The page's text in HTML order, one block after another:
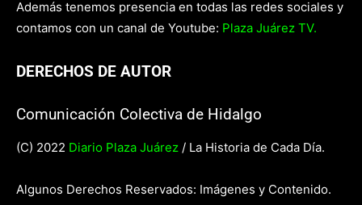
Además tenemos presencia en todas las redes sociales y
contamos con un canal de Youtube: Plaza Juárez TV.
DERECHOS DE AUTOR
Comunicación Colectiva de Hidalgo
(C) 2022 Diario Plaza Juárez / La Historia de Cada Día.
Algunos Derechos Reservados: Imágenes y Contenido.